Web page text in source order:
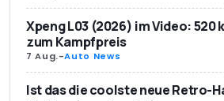
Xpeng L03 (2026) im Video: 520
zum Kampfpreis
7 Aug.-Auto News
Ist das die coolste neue Retro-